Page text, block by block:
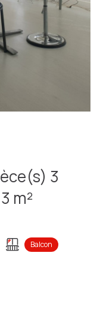
chambre(s) 113 m²
Balcon